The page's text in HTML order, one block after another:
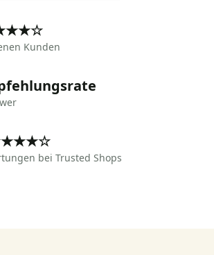
Kunden
bei Trusted Shops